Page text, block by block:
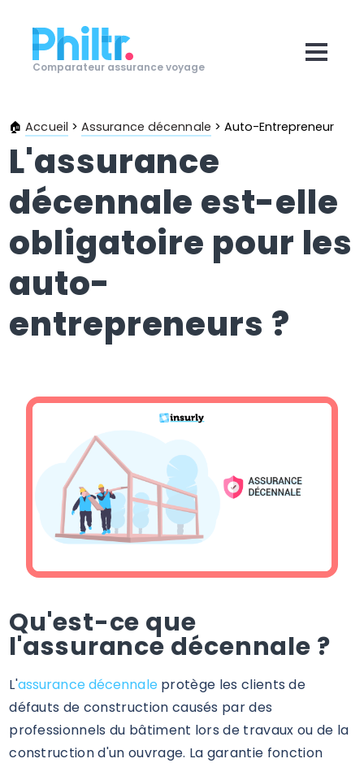
Comparateur assurance voyage
🏠Accueil > Assurance décennale > Auto-Entrepreneur
L'assurance
décennale est-elle
obligatoire pour les
auto-
entrepreneurs ?
Qu'est-ce que
l'assurance décennale ?
L'assurance décennale protège les clients de
défauts de construction causés par des
professionnels du bâtiment lors de travaux ou de la
construction d'un ouvrage. La garantie fonction